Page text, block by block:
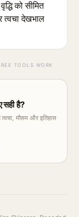
को सीमित
देखभाल
TOOLS WORK
है?
मौसम और इतिहास